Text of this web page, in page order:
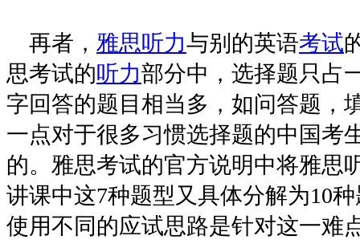
再者， 雅思听力与别的英语考试
思考试的听力部分中，选择题只占
字回答的题目相当多，如问答题，
一点对于很多习惯选择题的中国考
的。雅思考试的官方说明中将雅思
讲课中这7种题型又具体分解为10
使用不同的应试思路是针对这一难